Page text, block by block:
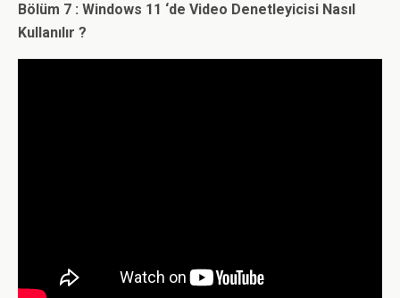
Bölüm 7 : Windows 11 ‘de Video Denetleyicisi Nasıl
Kullanılır ?